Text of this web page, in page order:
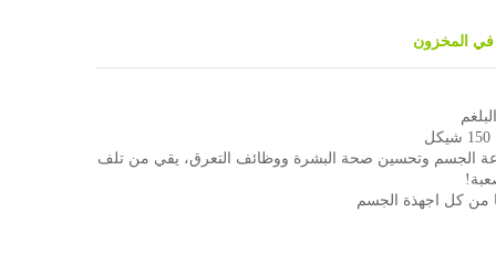
في المخزون
الجسم وتحسين صحة البشرة ووظائف التعرق، يقي من تلف
من كل اجهذة الجسم